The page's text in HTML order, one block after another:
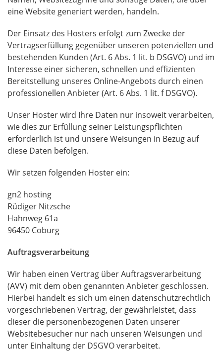
eine Website generiert werden, handeln.
Der Einsatz des Hosters erfolgt zum Zwecke der
Vertragserfüllung gegenüber unseren potenziellen und
bestehenden Kunden (Art. 6 Abs. 1 lit. b DSGVO) und im
Interesse einer sicheren, schnellen und effizienten
Bereitstellung unseres Online-Angebots durch einen
professionellen Anbieter (Art. 6 Abs. 1 lit. fDSGVO).
Unser Hoster wird Ihre Daten nur insoweit verarbeiten,
wie dies zur Erfüllung seiner Leistungspflichten
erforderlich ist und unsere Weisungen in Bezug auf
diese Daten befolgen.
Wir setzen folgenden Hoster ein:
gn2 hosting
Rüdiger Nitzsche
Hahnweg 61a
96450 Coburg
Auftragsverarbeitung
Wir haben einen Vertrag über Auftragsverarbeitung
(AVV) mit dem oben genannten Anbieter geschlossen.
Hierbei handelt es sich um einen datenschutzrechtlich
vorgeschriebenen Vertrag, der gewährleistet, dass
dieser die personenbezogenen Daten unserer
Websitebesucher nur nach unseren Weisungen und
unter Einhaltung der DSGVOverarbeitet.